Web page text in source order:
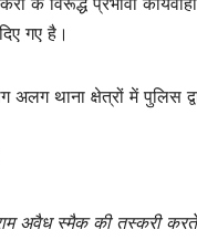
er
गए है।
थाना क्षेत्रों में पुलिस
अवैध स्मैक की तस्करी करते